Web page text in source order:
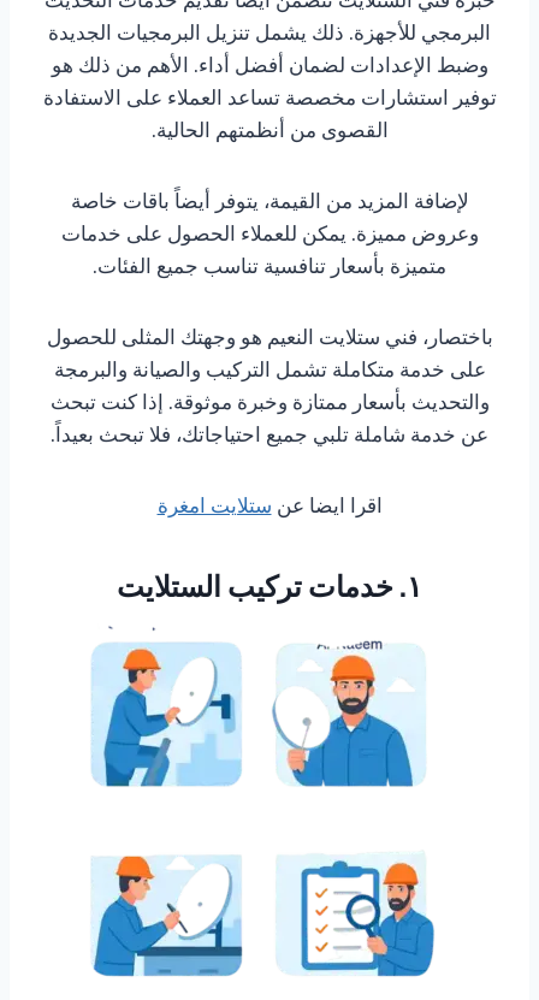
البرمجي للأجهزة. ذلك يشمل تنزيل البرمجيات الجديدة
وضبط الإعدادات لضمان أفضل أداء. الأهم من ذلك هو
توفير استشارات مخصصة تساعد العملاء على الاستفادة
القصوى من أنظمتهم الحالية.
لإضافة المزيد من القيمة، يتوفر أيضاً باقات خاصة
وعروض مميزة. يمكن للعملاء الحصول على خدمات
متميزة بأسعار تنافسية تناسب جميع الفئات.
باختصار، فني ستلايت النعيم هو وجهتك المثلى للحصول
على خدمة متكاملة تشمل التركيب والصيانة والبرمجة
والتحديث بأسعار ممتازة وخبرة موثوقة. إذا كنت تبحث
عن خدمة شاملة تلبي جميع احتياجاتك، فلا تبحث بعيداً.
اقرا ايضا عنستلايت امغرة
١. خدمات تركيب الستلايت